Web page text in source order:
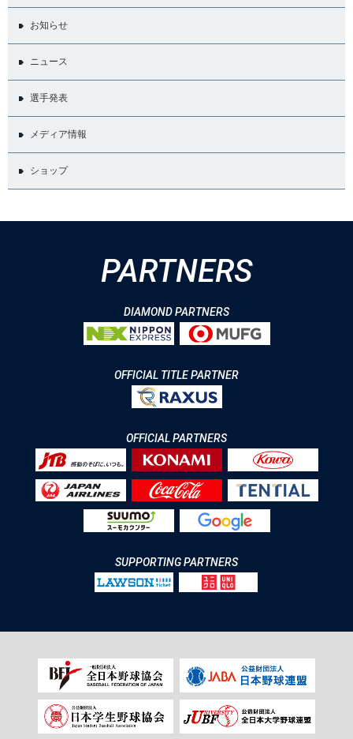
お知らせ
ニュース
選手発表
メディア情報
ショップ
PARTNERS
DIAMOND PARTNERS
OFFICIAL TITLE PARTNER
OFFICIAL PARTNERS
SUPPORTING PARTNERS